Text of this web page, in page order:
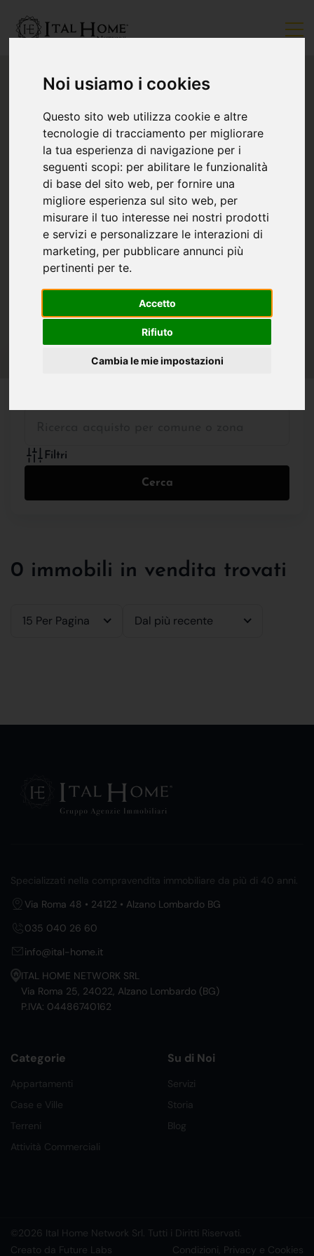
Noi usiamo i cookies
Questo sito web utilizza cookie e altre
tecnologie di tracciamento per migliorare
la tua esperienza di navigazione per i
seguenti scopi: per abilitare le funzionalità
di base del sito web, per fornire una
migliore esperienza sul sito web, per
misurare il tuo interesse nei nostri prodotti
e servizi e personalizzare le interazioni di
marketing, per pubblicare annunci più
pertinenti per te.
Accetto
Rifiuto
Cambia le mie impostazioni
Filtri
Cerca
0 immobili in vendita trovati
15 Per Pagina Dal più recente
Specializzati nella compravendita immobiliare da più di 40 anni.
Via Roma 48 • 24122 • Alzano Lombardo BG
035 040 26 60
info@ital-home.it
ITAL HOME NETWORK SRL
Via Roma 25, 24022, Alzano Lombardo (BG)
P.IVA: 04486740162
Categorie
Appartamenti
Case e Ville
Terreni
Attività Commerciali
Su di Noi
Servizi
Storia
Blog
©2026 Ital Home Network Srl. Tutti i Diritti Riservati.
Creato da Future Labs
Condizioni, Privacy e Cookies